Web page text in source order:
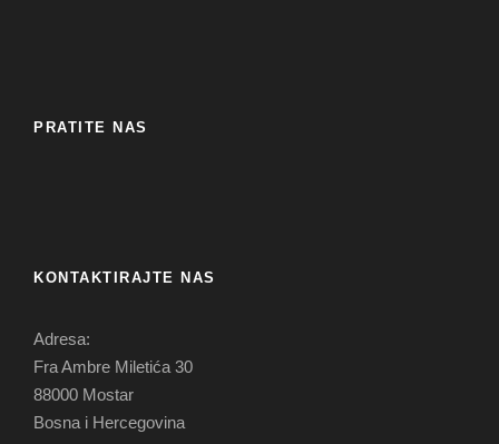
PRATITE NAS
KONTAKTIRAJTE NAS
Adresa:
Fra Ambre Miletića 30
88000 Mostar
Bosna i Hercegovina